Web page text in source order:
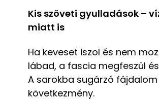
Kis szöveti gyulladások –
miatt is
Ha keveset iszol és nem
lábad, a fascia megfeszül
A sarokba sugárzó
következmény.